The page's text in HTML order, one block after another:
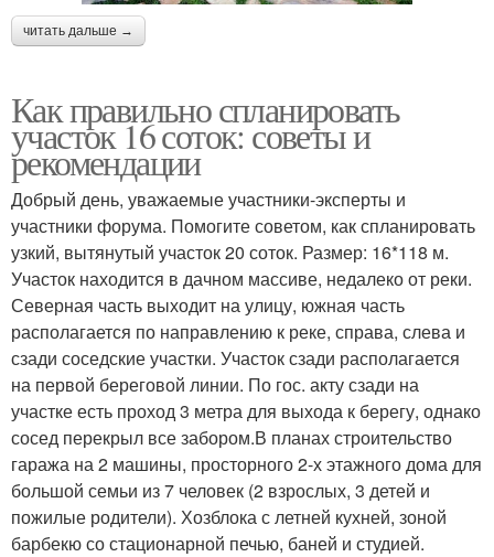
читать дальше →
Как правильно спланировать
участок 16 соток: советы и
рекомендации
Добрый день, уважаемые участники-эксперты и
участники форума. Помогите советом, как спланировать
узкий, вытянутый участок 20 соток. Размер: 16*118 м.
Участок находится в дачном массиве, недалеко от реки.
Северная часть выходит на улицу, южная часть
располагается по направлению к реке, справа, слева и
сзади соседские участки. Участок сзади располагается
на первой береговой линии. По гос. акту сзади на
участке есть проход 3 метра для выхода к берегу, однако
сосед перекрыл все забором.В планах строительство
гаража на 2 машины, просторного 2-х этажного дома для
большой семьи из 7 человек (2 взрослых, 3 детей и
пожилые родители). Хозблока с летней кухней, зоной
барбекю со стационарной печью, баней и студией.